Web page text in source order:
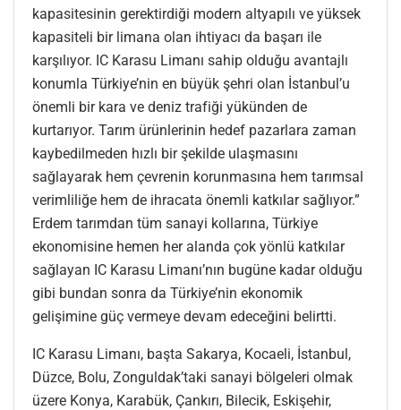
kapasitesinin gerektirdiği modern altyapılı ve yüksek
kapasiteli bir limana olan ihtiyacı da başarı ile
karşılıyor. IC Karasu Limanı sahip olduğu avantajlı
konumla Türkiye’nin en büyük şehri olan İstanbul’u
önemli bir kara ve deniz trafiği yükünden de
kurtarıyor. Tarım ürünlerinin hedef pazarlara zaman
kaybedilmeden hızlı bir şekilde ulaşmasını
sağlayarak hem çevrenin korunmasına hem tarımsal
verimliliğe hem de ihracata önemli katkılar sağlıyor.”
Erdem tarımdan tüm sanayi kollarına, Türkiye
ekonomisine hemen her alanda çok yönlü katkılar
sağlayan IC Karasu Limanı’nın bugüne kadar olduğu
gibi bundan sonra da Türkiye’nin ekonomik
gelişimine güç vermeye devam edeceğini belirtti.
IC Karasu Limanı, başta Sakarya, Kocaeli, İstanbul,
Düzce, Bolu, Zonguldak’taki sanayi bölgeleri olmak
üzere Konya, Karabük, Çankırı, Bilecik, Eskişehir,